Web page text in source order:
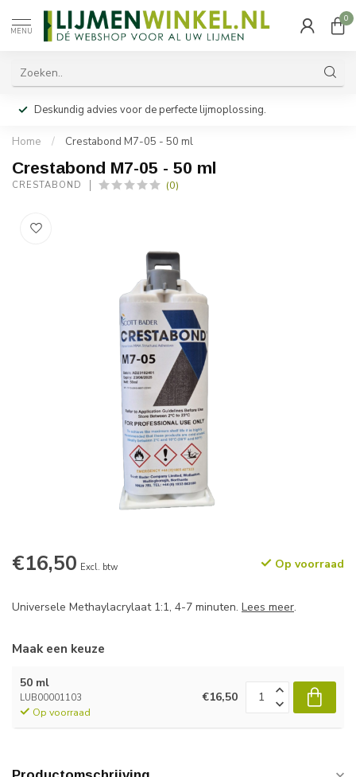
MENU
0
Deskundig advies voor de perfecte lijmoplossing.
Home / Crestabond M7-05 - 50 ml
Crestabond M7-05 - 50 ml
CRESTABOND (0)
€16,50 Excl. btw Op voorraad
Universele Methaylacrylaat 1:1, 4-7 minuten. Lees meer.
Maak een keuze
50 ml
LUB00001103
Op voorraad
€16,50